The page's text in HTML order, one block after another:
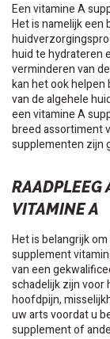
Een vitamine A
Het is namelijk een
huid te hydrateren
verminderen van
kan het ook
van de algehele
een vitamine A
breed assortiment
supplementen zijn
RAADPLEEG
VITAMINE A
Het is belangrijk
supplement
van een
schadelijk zijn voor
hoofdpijn,
uw arts voordat u
supplement of